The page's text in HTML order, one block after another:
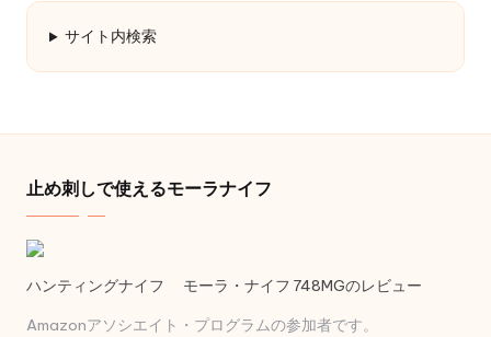
サイト内検索
止め刺しで使えるモーラナイフ
ハンティングナイフ モーラ・ナイフ 748MGのレビュー
Amazonアソシエイト・プログラムの参加者です。